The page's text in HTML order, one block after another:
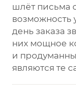
шлёт письма
возможность
день заказа
них мощное
и
являются те